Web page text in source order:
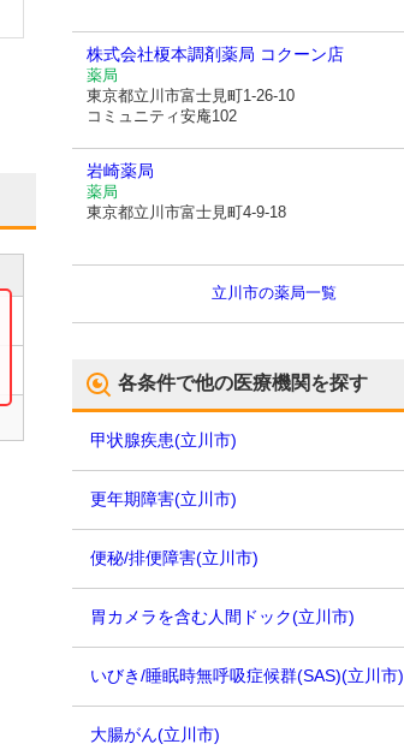
株式会社榎本調剤薬局 コクーン店
薬局
東京都立川市富士見町1-26-10
コミュニティ安庵102
岩崎薬局
薬局
東京都立川市富士見町4-9-18
立川市の薬局一覧
各条件で他の医療機関を探す
甲状腺疾患(立川市)
更年期障害(立川市)
便秘/排便障害(立川市)
胃カメラを含む人間ドック(立川市)
いびき/睡眠時無呼吸症候群(SAS)(立川市)
大腸がん(立川市)